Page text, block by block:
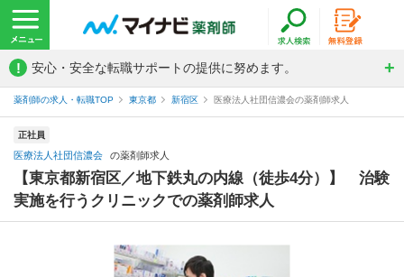
! 安心・安全な転職サポートの提供に努めます。
薬剤師の求人・転職TOP 東京都 新宿区 医療法人社団信濃会の薬剤師求人
正社員
医療法人社団信濃会 の薬剤師求人
【東京都新宿区／地下鉄丸の内線（徒歩4分）】 治験
実施を行うクリニックでの薬剤師求人